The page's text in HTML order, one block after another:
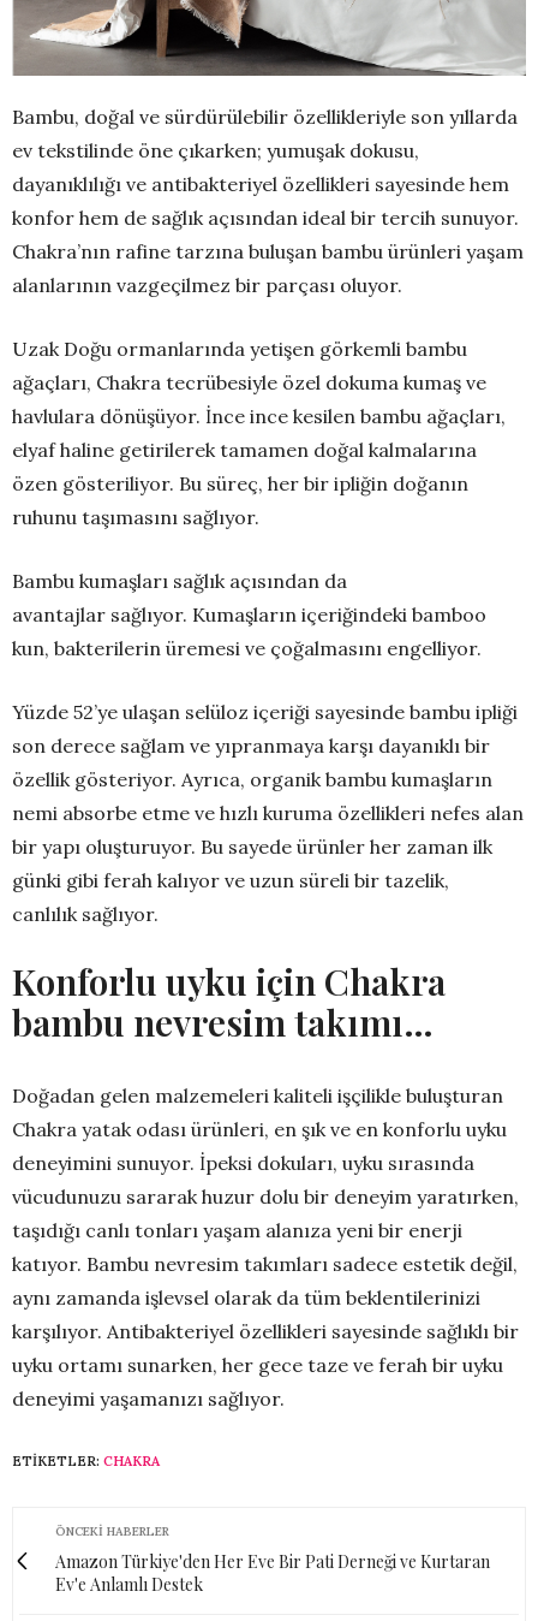
Bambu, doğal ve sürdürülebilir özellikleriyle son yıllarda
ev tekstilinde öne çıkarken; yumuşak dokusu,
dayanıklılığı ve antibakteriyel özellikleri sayesinde hem
konfor hem de sağlık açısından ideal bir tercih sunuyor.
Chakra’nın rafine tarzına buluşan bambu ürünleri yaşam
alanlarının vazgeçilmez bir parçası oluyor.
Uzak Doğu ormanlarında yetişen görkemli bambu
ağaçları, Chakra tecrübesiyle özel dokuma kumaş ve
havlulara dönüşüyor. İnce ince kesilen bambu ağaçları,
elyaf haline getirilerek tamamen doğal kalmalarına
özen gösteriliyor. Bu süreç, her bir ipliğin doğanın
ruhunu taşımasını sağlıyor.
Bambu kumaşları sağlık açısından da
avantajlar sağlıyor. Kumaşların içeriğindeki bamboo
kun, bakterilerin üremesi ve çoğalmasını engelliyor.
Yüzde 52’ye ulaşan selüloz içeriği sayesinde bambu ipliği
son derece sağlam ve yıpranmaya karşı dayanıklı bir
özellik gösteriyor. Ayrıca, organik bambu kumaşların
nemi absorbe etme ve hızlı kuruma özellikleri nefes alan
bir yapı oluşturuyor. Bu sayede ürünler her zaman ilk
günki gibi ferah kalıyor ve uzun süreli bir tazelik,
canlılık sağlıyor.
Konforlu uyku için Chakra
bambu nevresim takımı…
Doğadan gelen malzemeleri kaliteli işçilikle buluşturan
Chakra yatak odası ürünleri, en şık ve en konforlu uyku
deneyimini sunuyor. İpeksi dokuları, uyku sırasında
vücudunuzu sararak huzur dolu bir deneyim yaratırken,
taşıdığı canlı tonları yaşam alanıza yeni bir enerji
katıyor. Bambu nevresim takımları sadece estetik değil,
aynı zamanda işlevsel olarak da tüm beklentilerinizi
karşılıyor. Antibakteriyel özellikleri sayesinde sağlıklı bir
uyku ortamı sunarken, her gece taze ve ferah bir uyku
deneyimi yaşamanızı sağlıyor.
ETIKETLER: CHAKRA
ÖNCEKI HABERLER
Amazon Türkiye'den Her Eve Bir Pati Derneği ve Kurtaran
Ev'e Anlamlı Destek